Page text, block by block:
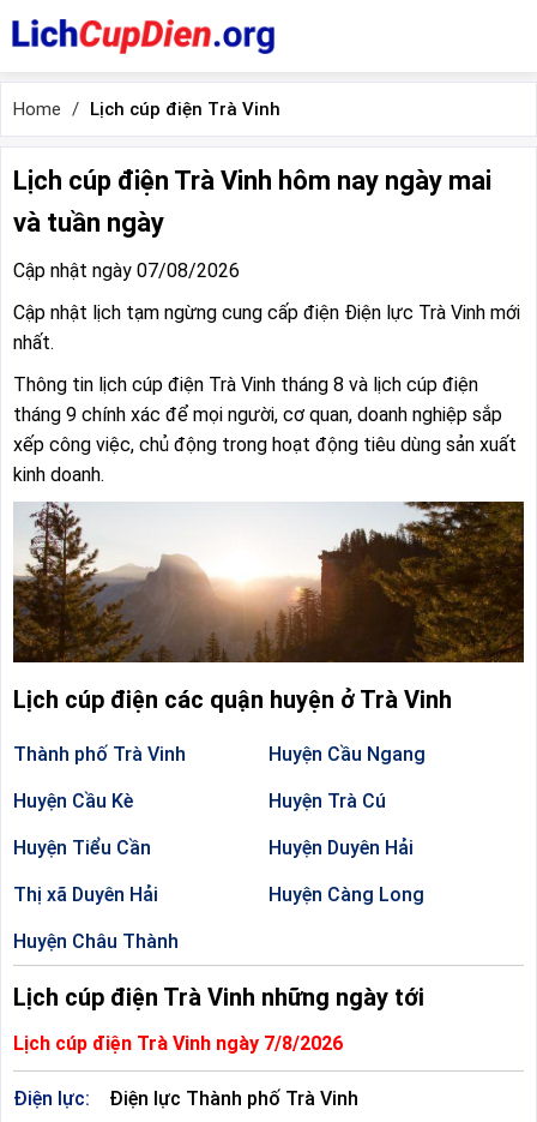
Home Lịch cúp điện Trà Vinh
Lịch cúp điện Trà Vinh hôm nay ngày mai
và tuần ngày
Cập nhật ngày 07/08/2026
Cập nhật lịch tạm ngừng cung cấp điện Điện lực Trà Vinh mới
nhất.
Thông tin lịch cúp điện Trà Vinh tháng 8 và lịch cúp điện
tháng 9 chính xác để mọi người, cơ quan, doanh nghiệp sắp
xếp công việc, chủ động trong hoạt động tiêu dùng sản xuất
kinh doanh.
Lịch cúp điện các quận huyện ở Trà Vinh
Thành phố Trà Vinh Huyện Cầu Ngang
Huyện Cầu Kè Huyện Trà Cú
Huyện Tiểu Cần Huyện Duyên Hải
Thị xã Duyên Hải Huyện Càng Long
Huyện Châu Thành
Lịch cúp điện Trà Vinh những ngày tới
Lịch cúp điện Trà Vinh ngày 7/8/2026
Điện lực:
Điện lực Thành phố Trà Vinh